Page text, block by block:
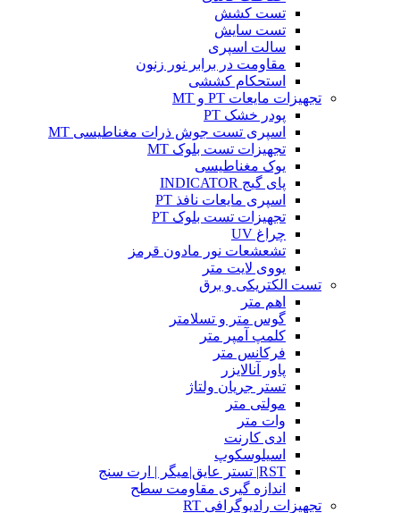
تست کشش
تست سایش
سالت اسپری
مقاومت در برابر نور زنون
استحکام کششی
تجهیزات مایعات PT و MT
پودر خشک PT
اسپری تست جوش ذرات مغناطیسی MT
تجهیزات تست بلوک MT
یوک مغناطیسی
پای گیج INDICATOR
اسپری مایعات نافذ PT
تجهیزات تست بلوک PT
چراغ UV
تشعشعات نور مادون قرمز
یووی لایت متر
تست الکتریکی و برق
اهم متر
گوس متر و تسلامتر
کلمپ آمپر متر
فرکانس متر
پاور آنالایزر
تستر جریان ولتاژ
مولتی متر
وات متر
ادی کارنت
اسیلوسکوپ
RST| تستر عایق|میگر | ارت سنج
اندازه گیری مقاومت سطح
تجهیزات رادیوگرافی RT